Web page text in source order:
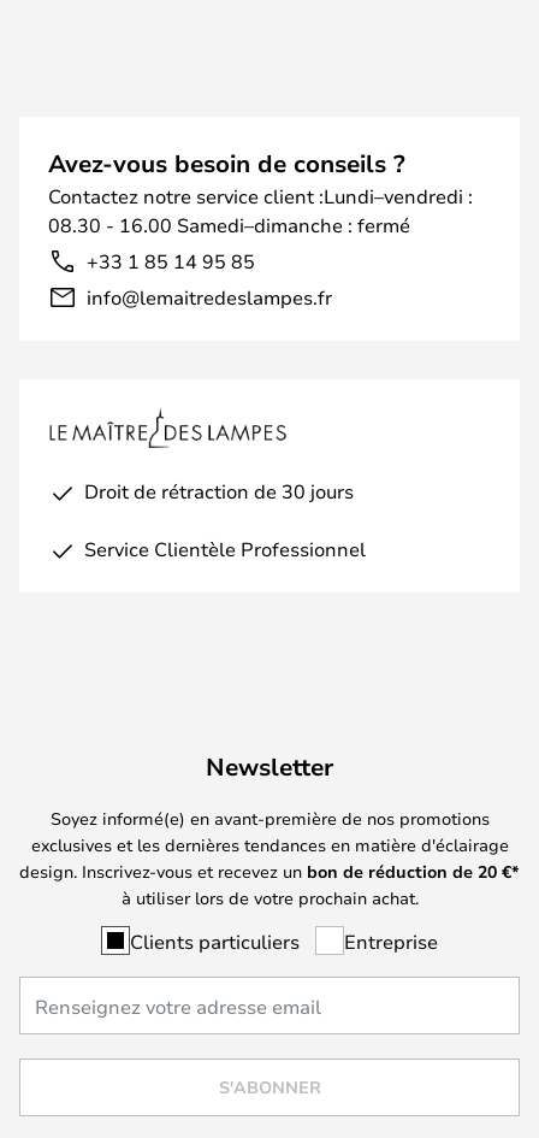
Avez-vous besoin de conseils ?
Contactez notre service client :Lundi–vendredi :
08.30 - 16.00 Samedi–dimanche : fermé
+33 1 85 14 95 85
info@lemaitredeslampes.fr
Droit de rétraction de 30 jours
Service Clientèle Professionnel
Newsletter
Soyez informé(e) en avant-première de nos promotions
exclusives et les dernières tendances en matière d'éclairage
design. Inscrivez-vous et recevez un bon de réduction de 20 €*
à utiliser lors de votre prochain achat.
Clients particuliers Entreprise
S'ABONNER